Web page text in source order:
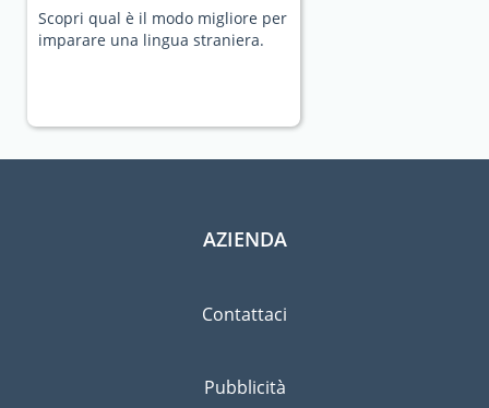
Scopri qual è il modo migliore per
imparare una lingua straniera.
AZIENDA
Contattaci
Pubblicità